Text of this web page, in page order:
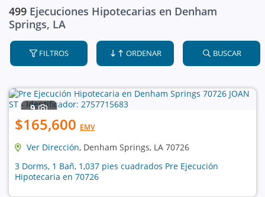
499 Ejecuciones Hipotecarias en Denham
Springs, LA
FILTROS ORDENAR BUSCAR
9
$165,600 EMV
Ver Dirección, Denham Springs, LA 70726
3 Dorms, 1 Bañ, 1,037 pies cuadrados Pre Ejecución
Hipotecaria en 70726